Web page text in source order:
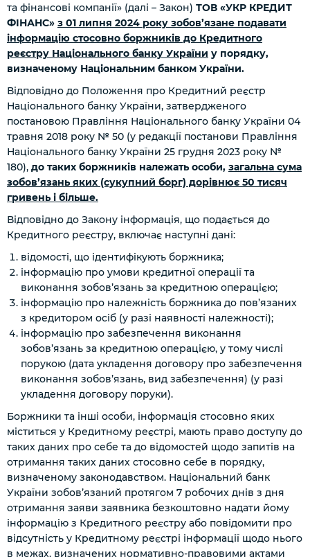
та фінансові компанії» (далі – Закон) ТОВ «УКР КРЕДИТ
ФІНАНС» з 01 липня 2024 року зобов’язане подавати
інформацію стосовно боржників до Кредитного
реєстру Національного банку України у порядку,
визначеному Національним банком України.
Відповідно до Положення про Кредитний реєстр
Національного банку України, затвердженого
постановою Правління Національного банку України 04
травня 2018 року № 50 (у редакції постанови Правління
Національного банку України 25 грудня 2023 року №
180), до таких боржників належать особи, загальна сума
зобов’язань яких (сукупний борг) дорівнює 50 тисяч
гривень і більше.
Відповідно до Закону інформація, що подається до
Кредитного реєстру, включає наступні дані:
відомості, що ідентифікують боржника;
інформацію про умови кредитної операції та
виконання зобов’язань за кредитною операцією;
інформацію про належність боржника до пов’язаних
з кредитором осіб (у разі наявності належності);
інформацію про забезпечення виконання
зобов’язань за кредитною операцією, у тому числі
порукою (дата укладення договору про забезпечення
виконання зобов’язань, вид забезпечення) (у разі
укладення договору поруки).
Боржники та інші особи, інформація стосовно яких
міститься у Кредитному реєстрі, мають право доступу до
таких даних про себе та до відомостей щодо запитів на
отримання таких даних стосовно себе в порядку,
визначеному законодавством. Національний банк
України зобов’язаний протягом 7 робочих днів з дня
отримання заяви заявника безкоштовно надати йому
інформацію з Кредитного реєстру або повідомити про
відсутність у Кредитному реєстрі інформації щодо нього
в межах, визначених нормативно-правовими актами